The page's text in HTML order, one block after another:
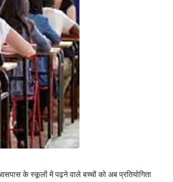
के स्कूलों में पढ़ने वाले बच्चों को अब प्रतियोगिता